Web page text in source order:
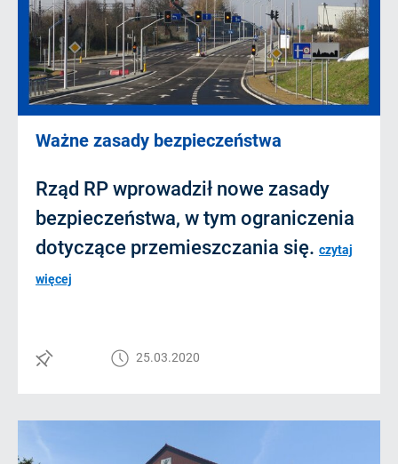
Ważne zasady bezpieczeństwa
Rząd RP wprowadził nowe zasady
bezpieczeństwa, w tym ograniczenia
dotyczące przemieszczania się. czytaj
więcej
25.03.2020